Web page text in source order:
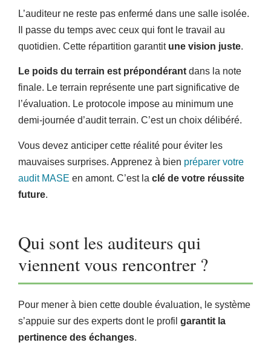
L’auditeur ne reste pas enfermé dans une salle isolée.
Il passe du temps avec ceux qui font le travail au
quotidien. Cette répartition garantit une vision juste.
Le poids du terrain est prépondérant dans la note
finale. Le terrain représente une part significative de
l’évaluation. Le protocole impose au minimum une
demi-journée d’audit terrain. C’est un choix délibéré.
Vous devez anticiper cette réalité pour éviter les
mauvaises surprises. Apprenez à bien préparer votre
audit MASE en amont. C’est laclé de votre réussite
future.
Qui sont les auditeurs qui
viennent vous rencontrer ?
Pour mener à bien cette double évaluation, le système
s’appuie sur des experts dont le profilgarantit la
pertinence des échanges.